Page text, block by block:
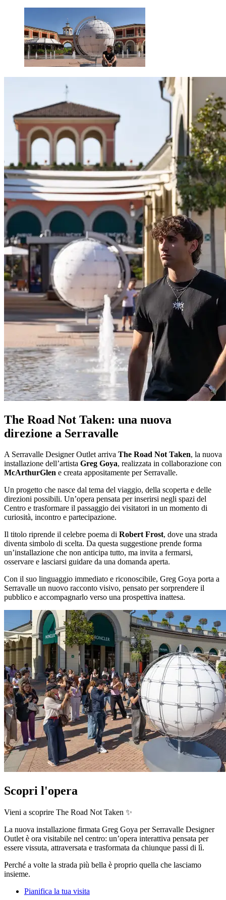
The Road Not Taken: una nuova
direzione a Serravalle
A Serravalle Designer Outlet arriva The Road Not Taken, la nuova
installazione dell’artista Greg Goya, realizzata in collaborazione con
McArthurGlen e creata appositamente per Serravalle.
Un progetto che nasce dal tema del viaggio, della scoperta e delle
direzioni possibili. Un’opera pensata per inserirsi negli spazi del
Centro e trasformare il passaggio dei visitatori in un momento di
curiosità, incontro e partecipazione.
Il titolo riprende il celebre poema di Robert Frost, dove una strada
diventa simbolo di scelta. Da questa suggestione prende forma
un’installazione che non anticipa tutto, ma invita a fermarsi,
osservare e lasciarsi guidare da una domanda aperta.
Con il suo linguaggio immediato e riconoscibile, Greg Goya porta a
Serravalle un nuovo racconto visivo, pensato per sorprendere il
pubblico e accompagnarlo verso una prospettiva inattesa.
Scopri l'opera
Vieni a scoprire The Road Not Taken ✨
La nuova installazione firmata Greg Goya per Serravalle Designer
Outlet è ora visitabile nel centro: un’opera interattiva pensata per
essere vissuta, attraversata e trasformata da chiunque passi di lì.
Perché a volte la strada più bella è proprio quella che lasciamo
insieme.
Pianifica la tua visita